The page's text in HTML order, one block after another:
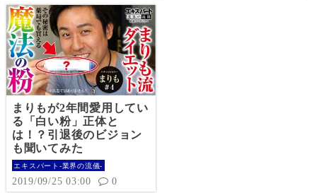
まりもが2年間愛用してい
る「白い粉」正体と
は！？引退後のビジョン
も聞いてみた
エキスパート-業界の流儀-
2019/09/25 03:00 0